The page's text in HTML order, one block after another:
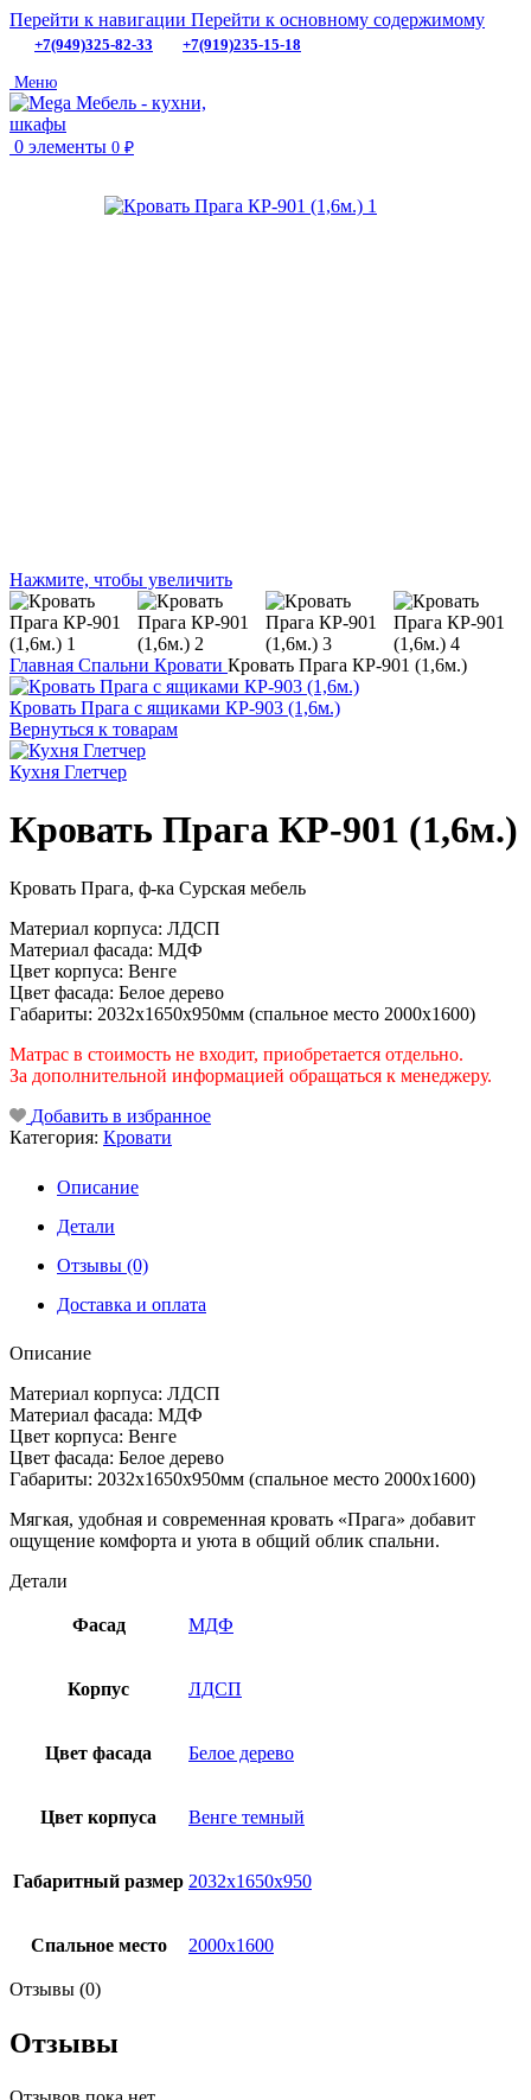
Перейти к навигации Перейти к основному содержимому
+7(949)325-82-33 +7(919)235-15-18
Меню
0 элементы 0 ₽
Нажмите, чтобы увеличить
Главная Спальни Кровати Кровать Прага КР-901 (1,6м.)
Кровать Прага с ящиками КР-903 (1,6м.)
Вернуться к товарам
Кухня Глетчер
Кровать Прага КР-901 (1,6м.)
Кровать Прага, ф-ка Сурская мебель
Материал корпуса: ЛДСП
Материал фасада: МДФ
Цвет корпуса: Венге
Цвет фасада: Белое дерево
Габариты: 2032х1650х950мм (спальное место 2000х1600)
Матрас в стоимость не входит, приобретается отдельно.
За дополнительной информацией обращаться к менеджеру.
Добавить в избранное
Категория: Кровати
Описание
Детали
Отзывы (0)
Доставка и оплата
Описание
Материал корпуса: ЛДСП
Материал фасада: МДФ
Цвет корпуса: Венге
Цвет фасада: Белое дерево
Габариты: 2032х1650х950мм (спальное место 2000х1600)
Мягкая, удобная и современная кровать «Прага» добавит
ощущение комфорта и уюта в общий облик спальни.
Детали
Фасад МДФ
Корпус ЛДСП
Цвет фасада Белое дерево
Цвет корпуса Венге темный
Габаритный размер 2032х1650х950
Спальное место 2000х1600
Отзывы (0)
Отзывы